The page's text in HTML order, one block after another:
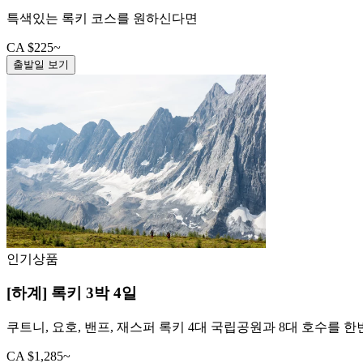
특색있는 록키 코스를 원하신다면
CA $225~
출발일 보기
인기상품
[하계] 록키 3박 4일
쿠트니, 요호, 밴프, 재스퍼 록키 4대 국립공원과 8대 호수를 한
CA $1,285~